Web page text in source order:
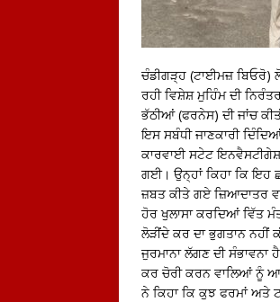
ਚੰਡੀਗੜ੍ਹ (ਟਾਈਮਜ਼ ਬਿਓਰੋ)
ਰਹੀ ਵਿਸ਼ੇਸ਼ ਮੁਹਿੰਮ ਦੀ
ਭੱਠੀਆਂ (ਫਰਨੇਸ) ਦੀ ਜਾਂਚ
ਇਸ ਸਬੰਧੀ ਜਾਣਕਾਰੀ
ਕਾਰਵਾਈ ਸਟੇਟ
ਗਈ। ਉਨ੍ਹਾਂ ਕਿਹਾ ਕਿ ਇਹ
ਜ਼ਬਤ ਕੀਤੇ ਗਏ ਜ਼ਿਆਦਾਤਰ
ਹੋਰ ਖੁਲਾਸਾ ਕਰਦਿਆਂ ਵਿੱਤ
ਲੋੜੀਂਦੇ ਕਰ ਦਾ ਭੁਗਤਾਨ ਨਹੀਂ
ਜੁਰਮਾਨਾ ਲੱਗਣ ਦੀ ਸੰਭਾਵਨਾ
ਕਰ ਚੋਰੀ ਕਰਨ ਵਾਲਿਆਂ ਨੂੰ
ਨੇ ਕਿਹਾ ਕਿ ਕੁਝ ਫਰਮਾਂ ਅਤੇ